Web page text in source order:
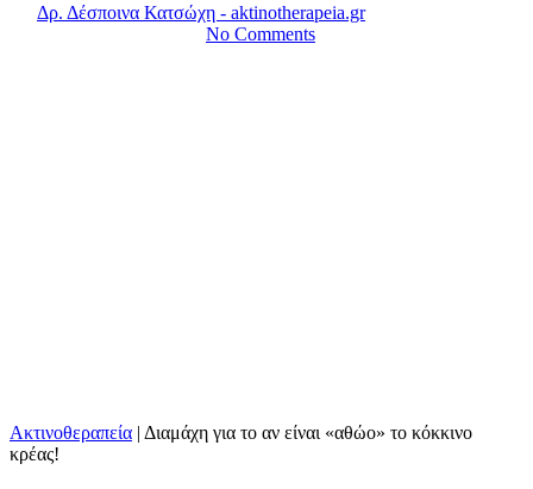
Δρ. Δέσποινα Κατσώχη - aktinotherapeia.gr21 Οκτωβρίου,
No Comments
Ακτινοθεραπεία | Διαμάχη για το αν είναι «αθώο» το κόκκινο
κρέας!